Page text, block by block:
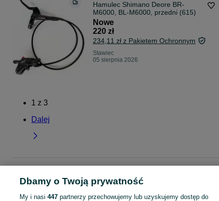
Hamulec Shimano Deore BR-
M6000, BL-M6000, przedni (615)
Nowe
220 zł
234,11 zł z Pakietem Ochronnym
Stawiec
05 sierpnia 2026
1 z 3
Dalej
przerzutki
Hamulce i przerzutki - Dolnośląskie Hamulce i przerzutki -
Dbamy o Twoją prywatność
My i nasi 447partnerzy przechowujemy lub uzyskujemy dostęp do